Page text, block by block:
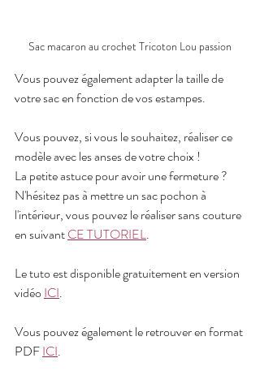
Sac macaron au crochet Tricoton Lou passion
Vous pouvez également adapter la taille de
votre sac en fonction de vos estampes.
Vous pouvez, si vous le souhaitez, réaliser ce
modèle avec les anses de votre choix !
La petite astuce pour avoir une fermeture ?
N'hésitez pas à mettre un sac pochon à
l'intérieur, vous pouvez le réaliser sans couture
en suivant CE TUTORIEL.
Le tuto est disponible gratuitement en version
vidéo ICI.
Vous pouvez également le retrouver en format
PDF ICI.